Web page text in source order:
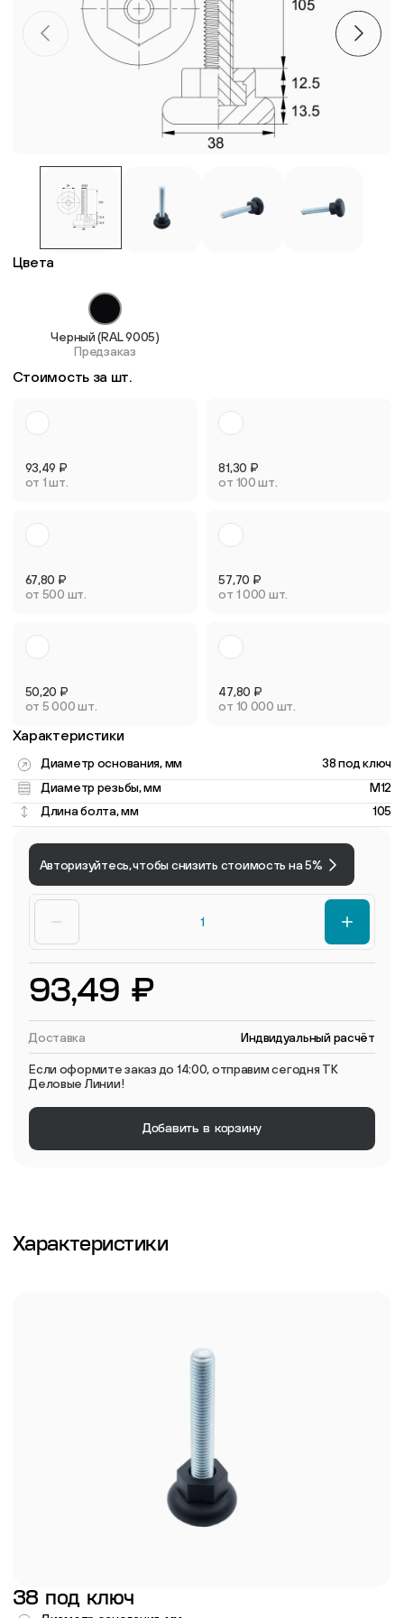
Цвета
Черный (RAL 9005)
Предзаказ
Стоимость за шт.
93,49 ₽
от 1 шт.
81,30 ₽
от 100 шт.
67,80 ₽
от 500 шт.
57,70 ₽
от 1 000 шт.
50,20 ₽
от 5 000 шт.
47,80 ₽
от 10 000 шт.
Характеристики
Диаметр основания, мм
38 под ключ
Диаметр резьбы, мм
M12
Длина болта, мм
105
Авторизуйтесь, чтобы снизить стоимость на 5%
93,49 ₽
Доставка Индвидуальный расчёт
Если оформите заказ до 14:00, отправим сегодня ТК
Деловые Линии!
Добавить в корзину
Характеристики
38 под ключ
Пластиковые столешницы для школьных парт
Комплектующие для мебели
Система выравнивания плитки
Дюбель